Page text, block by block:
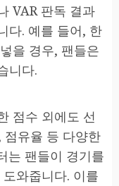
VAR 판독 결과
다. 예를 들어, 한
을 경우, 팬들은
니다.
점수 외에도 선
점유율 등 다양한
는 팬들이 경기를
와줍니다. 이를